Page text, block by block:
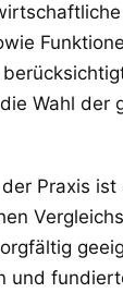
Wahl der
Praxis
und